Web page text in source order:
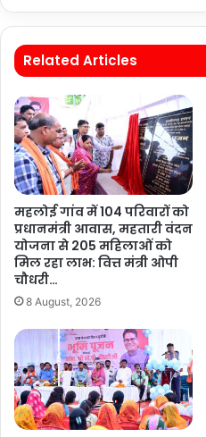
Related Articles
महलोई गांव में 104 परिवारों को
प्रधानमंत्री आवास, महतारी वंदन
योजना से 205 महिलाओं को
मिल रहा लाभ: वित्त मंत्री ओपी
चौधरी…
8 August, 2026